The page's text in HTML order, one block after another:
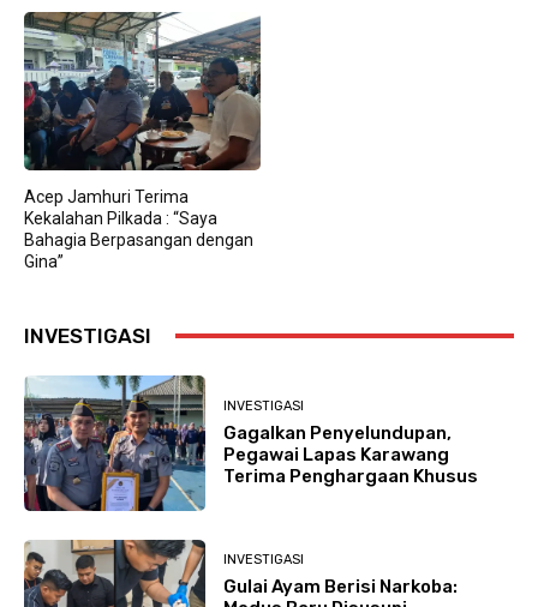
Acep Jamhuri Terima
Kekalahan Pilkada : “Saya
Bahagia Berpasangan dengan
Gina”
INVESTIGASI
INVESTIGASI
Gagalkan Penyelundupan,
Pegawai Lapas Karawang
Terima Penghargaan Khusus
INVESTIGASI
Gulai Ayam Berisi Narkoba: